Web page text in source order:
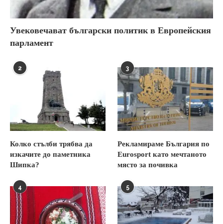
Увековечават български политик в Европейския
парламент
2
Колко стълби трябва да
изкачите до паметника
Шипка?
3
Рекламираме България по
Eurosport като мечтаното
място за почивка
4 5